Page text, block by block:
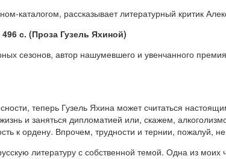
каталогом, рассказывает литературный критик
с. (Проза Гузель Яхиной)
сезонов, автор нашумевшего и увенчанного
теперь Гузель Яхина может считаться
и заняться дипломатией или, скажем,
к ордену. Впрочем, трудности и тернии, пожалуй,
литературу с собственной темой. Одна из